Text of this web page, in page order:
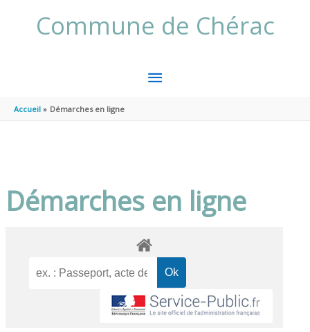
Commune de Chérac
MENU
Accueil Démarches en ligne
Démarches en ligne